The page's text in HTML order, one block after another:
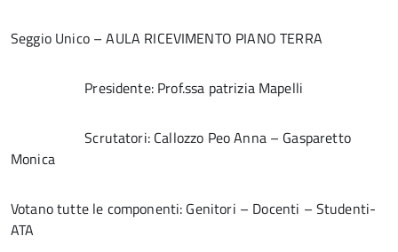
Seggio Unico – AULA RICEVIMENTO PIANO TERRA
Presidente: Prof.ssa patrizia Mapelli
Scrutatori: Callozzo Peo Anna – Gasparetto
Monica
Votano tutte le componenti: Genitori – Docenti – Studenti-
ATA